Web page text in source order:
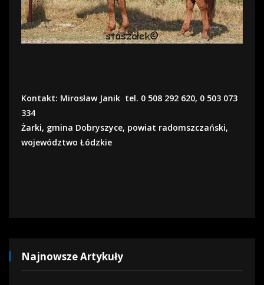
Kontakt: Mirosław Janik tel. 0 508 292 620, 0 503 073
334
Żarki, gmina Dobryszyce, powiat radomszczański,
województwo Łódzkie
Najnowsze Artykuły